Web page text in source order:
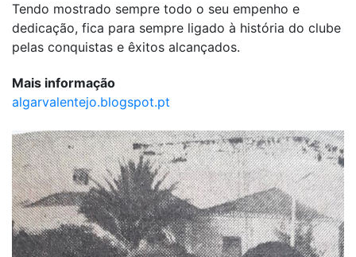
Tendo mostrado sempre todo o seu empenho e
dedicação, fica para sempre ligado à história do clube
pelas conquistas e êxitos alcançados.
Mais informação
algarvalentejo.blogspot.pt